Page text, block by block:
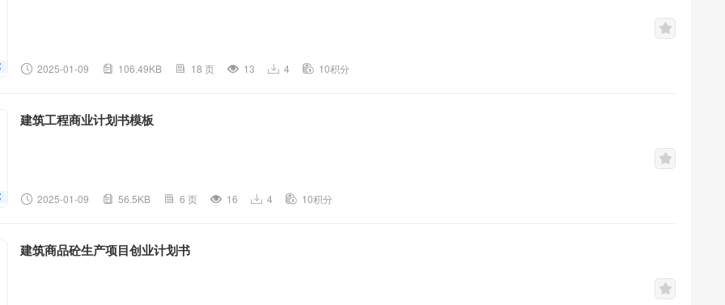
2025-01-09 106.49KB 18 页 13 4 10积分
建筑工程商业计划书模板
2025-01-09 56.5KB 6 页 16 4 10积分
建筑商品砼生产项目创业计划书